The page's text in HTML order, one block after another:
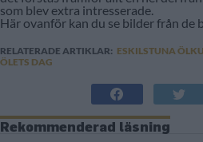
som blev extra intresserade.
Här ovanför kan du se bilder från de
RELATERADE ARTIKLAR: ESKILSTUNA
ÖLETS DAG
Rekommenderad läsning